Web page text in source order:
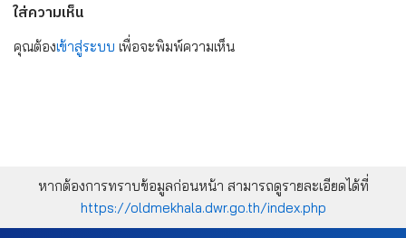
ใส่ความเห็น
คุณต้องเข้าสู่ระบบ เพื่อจะพิมพ์ความเห็น
หากต้องการทราบข้อมูลก่อนหน้า สามารถดูรายละเอียดได้ที่
https://oldmekhala.dwr.go.th/index.php